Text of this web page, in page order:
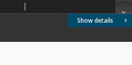
Show details